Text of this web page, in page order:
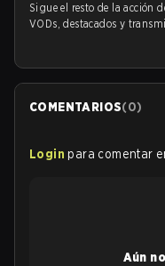
Sigue el resto de la acción
VODs, destacados y
COMENTARIOS(0)
Login para comentar
Aún